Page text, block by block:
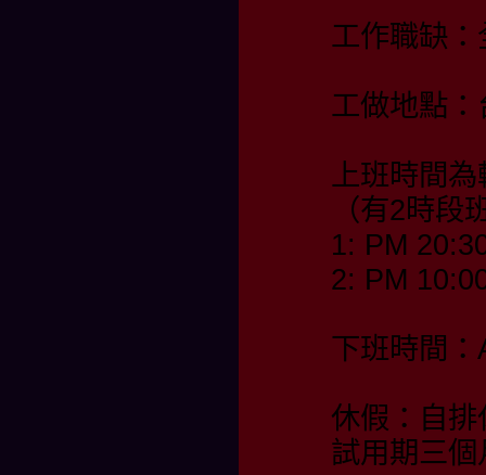
工作職缺
工做地點
上班時間
（有2時段
1: PM
2: PM
下班時間
休假：自
試用期三